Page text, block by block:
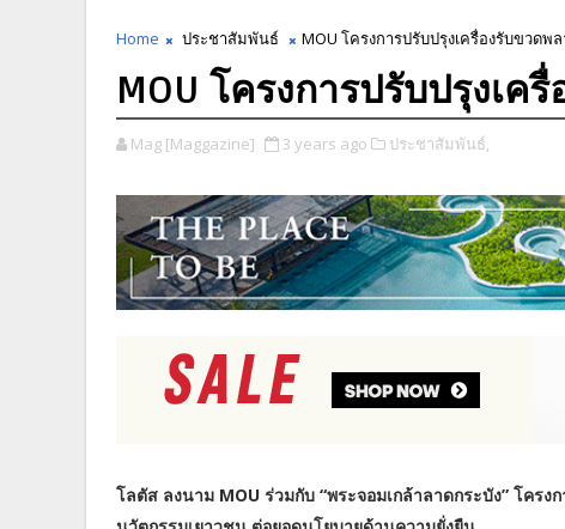
Home ประชาสัมพันธ์ MOU โครงการปรับปรุงเครื่องรับขวดพ
MOU โครงการปรับปรุงเค
Mag [Maggazine] 3 years ago ประชาสัมพันธ์,
โลตัส ลงนาม MOU ร่วมกับ “พระจอมเกล้าลาดกระบัง” โคร